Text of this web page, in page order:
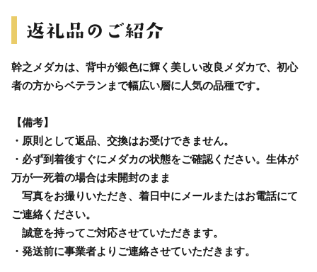
幹之メダカは、背中が銀色に輝く美しい改良メダカで、初心
者の方からベテランまで幅広い層に人気の品種です。
【備考】
・原則として返品、交換はお受けできません。
・必ず到着後すぐにメダカの状態をご確認ください。生体が
万が一死着の場合は未開封のまま
写真をお撮りいただき、着日中にメールまたはお電話にて
ご連絡ください。
誠意を持ってご対応させていただきます。
・発送前に事業者よりご連絡させていただきます。